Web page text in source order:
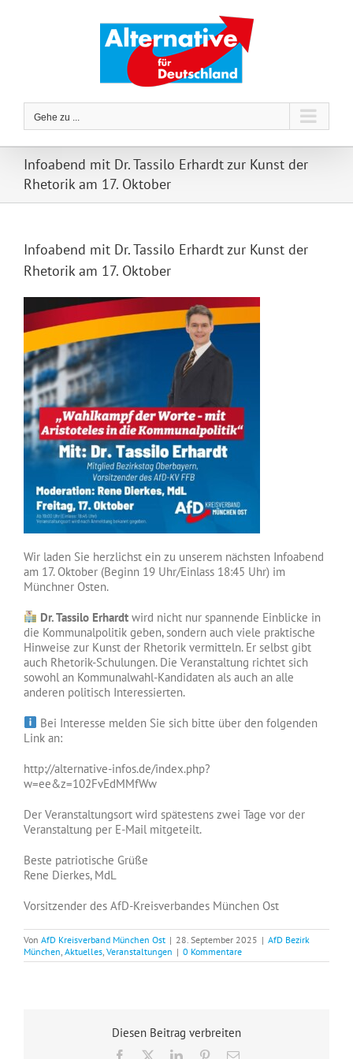
Gehe zu ...
Infoabend mit Dr. Tassilo Erhardt zur Kunst der
Rhetorik am 17. Oktober
Infoabend mit Dr. Tassilo Erhardt zur Kunst der
Rhetorik am 17. Oktober
Wir laden Sie herzlichst ein zu unserem nächsten Infoabend
am 17. Oktober (Beginn 19 Uhr/Einlass 18:45 Uhr) im
Münchner Osten.
Dr. Tassilo Erhardt wird nicht nur spannende Einblicke in
die Kommunalpolitik geben, sondern auch viele praktische
Hinweise zur Kunst der Rhetorik vermitteln. Er selbst gibt
auch Rhetorik-Schulungen. Die Veranstaltung richtet sich
sowohl an Kommunalwahl-Kandidaten als auch an alle
anderen politisch Interessierten.
Bei Interesse melden Sie sich bitte über den folgenden
Link an:
http://alternative-infos.de/index.php?
w=ee&z=102FvEdMMfWw
Der Veranstaltungsort wird spätestens zwei Tage vor der
Veranstaltung per E-Mail mitgeteilt.
Beste patriotische Grüße
Rene Dierkes, MdL
Vorsitzender des AfD-Kreisverbandes München Ost
Von AfD Kreisverband München Ost | 28. September 2025 | AfD Bezirk
München Aktuelles Veranstaltungen | 0 Kommentare
Diesen Beitrag verbreiten
Facebook LinkedInPinterest
E-